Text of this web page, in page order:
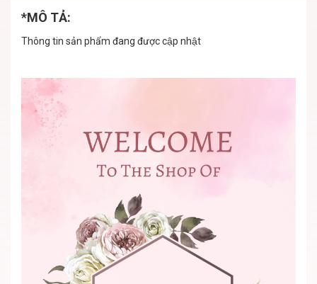
*MÔ TẢ:
Thông tin sản phẩm đang được cập nhật